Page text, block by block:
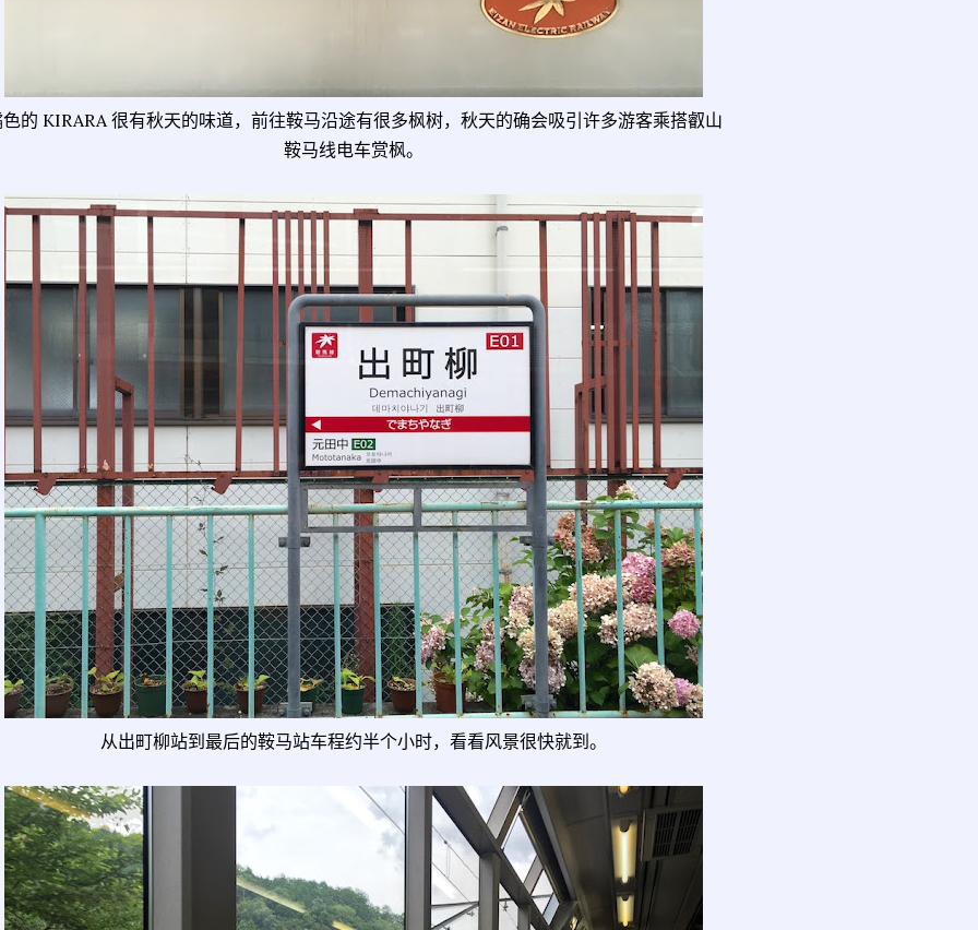
的 KIRARA 很有秋天的味道，前往鞍马沿途有很多枫树，秋天的确会吸引许多游客乘搭叡山
鞍马线电车赏枫。
从出町柳站到最后的鞍马站车程约半个小时，看看风景很快就到。